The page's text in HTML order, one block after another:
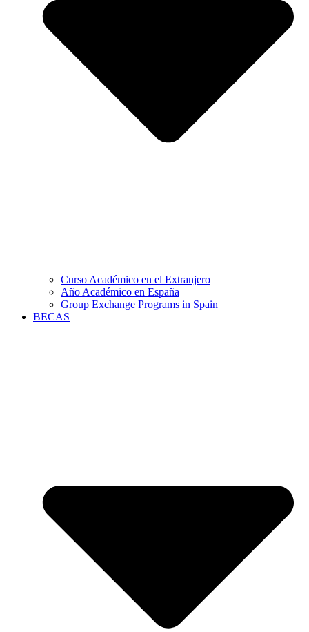
Curso Académico en el Extranjero
Año Académico en España
Group Exchange Programs in Spain
BECAS